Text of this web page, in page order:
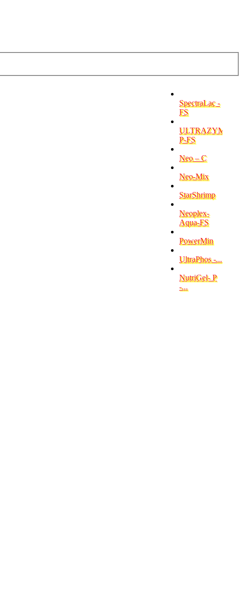
FS
P-FS
Aqua-FS
-...